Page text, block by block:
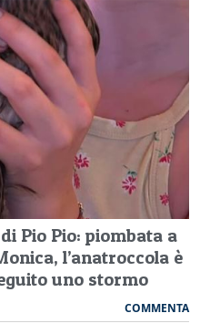
Pio Pio: piombata a
l’anatroccola è
uno stormo
COMMENTA